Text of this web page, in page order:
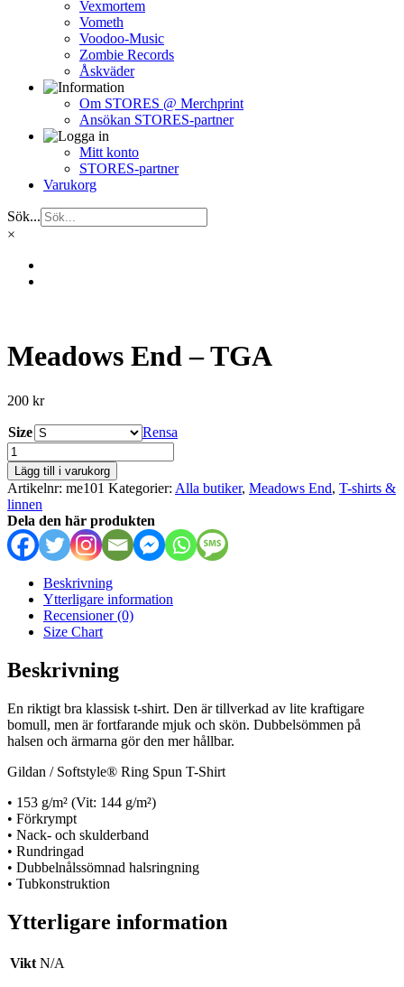
Vexmortem
Vometh
Voodoo-Music
Zombie Records
Åskväder
Om STORES @ Merchprint
Ansökan STORES-partner
Mitt konto
STORES-partner
Varukorg
Sök...
×
Meadows End – TGA
200 kr
Size
Rensa
Meadows
End
-
TGA
mängd
Lägg till i varukorg
Artikelnr: me101 Kategorier: Alla butiker, Meadows End, T-shirts &
linnen
Dela den här produkten
Beskrivning
Ytterligare information
Recensioner (0)
Size Chart
Beskrivning
En riktigt bra klassisk t-shirt. Den är tillverkad av lite kraftigare
bomull, men är fortfarande mjuk och skön. Dubbelsömmen på
halsen och ärmarna gör den mer hållbar.
Gildan / Softstyle® Ring Spun T-Shirt
• 153 g/m² (Vit: 144 g/m²)
• Förkrympt
• Nack- och skulderband
• Rundringad
• Dubbelnålssömnad halsringning
• Tubkonstruktion
Ytterligare information
Vikt N/A